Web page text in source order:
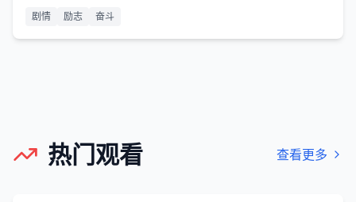
剧情
励志 奋斗
热门观看 查看更多